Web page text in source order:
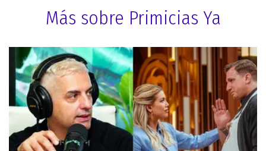
Más sobre Primicias Ya